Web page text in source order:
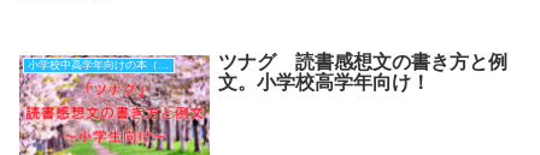
小学校中高学年向けの本（原稿用紙３枚分）
ツナグ 読書感想文の書き方と例
文。小学校高学年向け！